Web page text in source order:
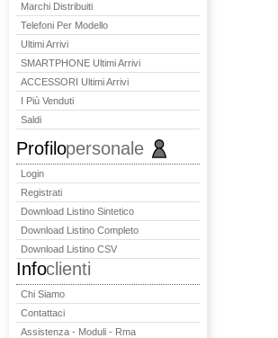
Marchi Distribuiti
Telefoni Per Modello
Ultimi Arrivi
SMARTPHONE Ultimi Arrivi
ACCESSORI Ultimi Arrivi
I Più Venduti
Saldi
Profilopersonale
Login
Registrati
Download Listino Sintetico
Download Listino Completo
Download Listino CSV
Infoclienti
Chi Siamo
Contattaci
Assistenza - Moduli - Rma